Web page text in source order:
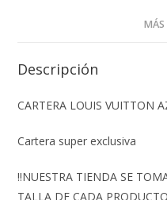
MÁS
Descripción
CARTERA LOUIS VUITTON
Cartera super exclusiva
‼️NUESTRA TIENDA SE
TALLA DE CADA